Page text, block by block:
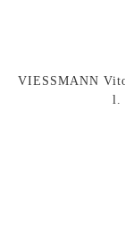
VIESSMANN
l.